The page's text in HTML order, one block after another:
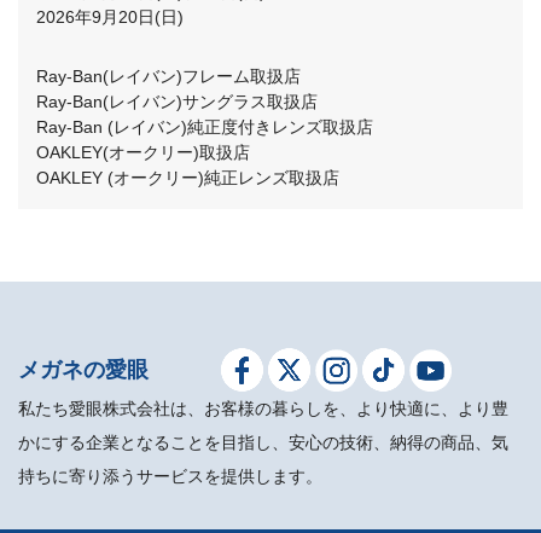
2026年9月20日(日)
Ray-Ban(レイバン)フレーム取扱店
Ray-Ban(レイバン)サングラス取扱店
Ray-Ban (レイバン)純正度付きレンズ取扱店
OAKLEY(オークリー)取扱店
OAKLEY (オークリー)純正レンズ取扱店
メガネの愛眼
私たち愛眼株式会社は、お客様の暮らしを、より快適に、より豊
かにする企業となることを目指し、安心の技術、納得の商品、気
持ちに寄り添うサービスを提供します。